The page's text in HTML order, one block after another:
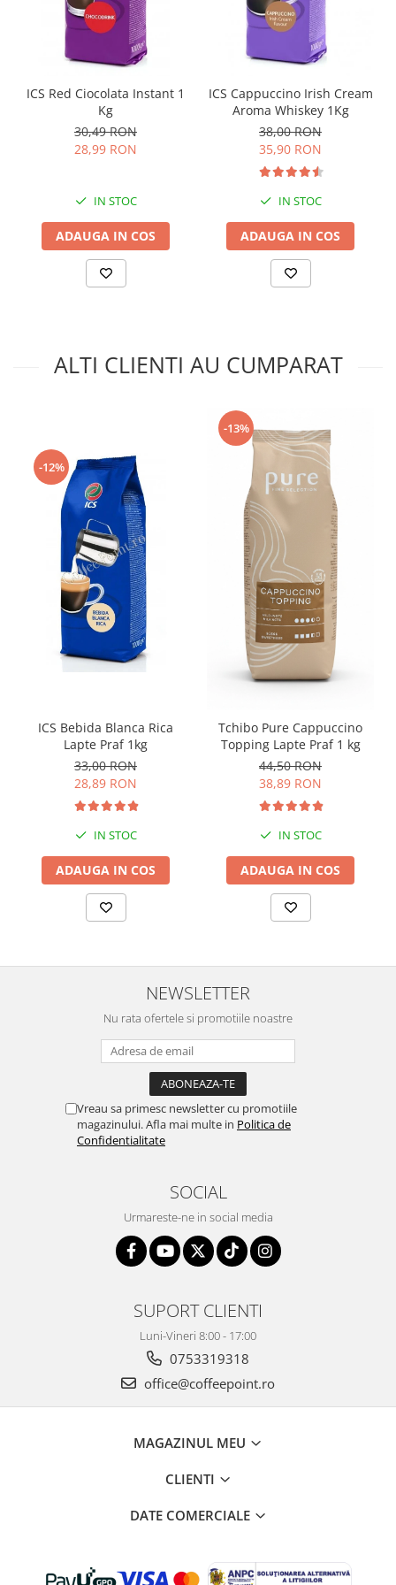
conține 6 pungi.
ICS Red Ciocolata Instant 1
Kg
30,49 RON
28,99 RON
IN STOC
ADAUGA IN COS
ICS Cappuccino Irish Cream
Aroma Whiskey 1Kg
38,00 RON
35,90 RON
IN STOC
ADAUGA IN COS
ALTI CLIENTI AU CUMPARAT
-12%
ICS Bebida Blanca Rica
Lapte Praf 1kg
33,00 RON
28,89 RON
IN STOC
ADAUGA IN COS
-13%
Tchibo Pure Cappuccino
Topping Lapte Praf 1 kg
44,50 RON
38,89 RON
IN STOC
ADAUGA IN COS
NEWSLETTER
Nu rata ofertele si promotiile noastre
Vreau sa primesc newsletter cu promotiile
magazinului. Afla mai multe in Politica de
Confidentialitate
SOCIAL
Urmareste-ne in social media
SUPORT CLIENTI
Luni-Vineri 8:00 - 17:00
0753319318
office@coffeepoint.ro
MAGAZINUL MEU
CLIENTI
DATE COMERCIALE